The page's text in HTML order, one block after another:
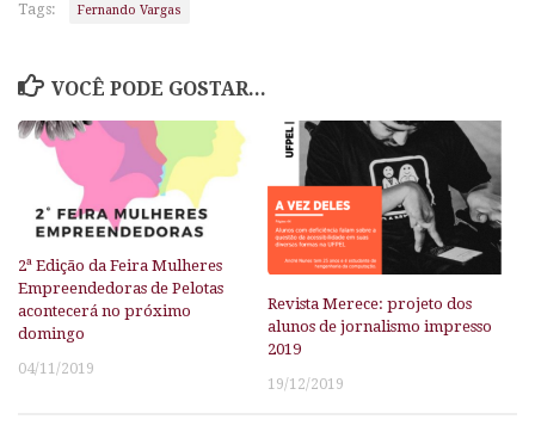
Tags: Fernando Vargas
VOCÊ PODE GOSTAR...
2ª Edição da Feira Mulheres
Empreendedoras de Pelotas
acontecerá no próximo
domingo
04/11/2019
Revista Merece: projeto dos
alunos de jornalismo impresso
2019
19/12/2019